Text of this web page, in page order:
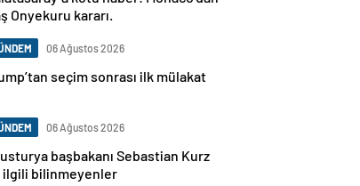
Onyekuru kararı.
06 Ağustos 2026
seçim sonrası ilk mülakat
06 Ağustos 2026
başbakanı Sebastian Kurz
ilgili bilinmeyenler